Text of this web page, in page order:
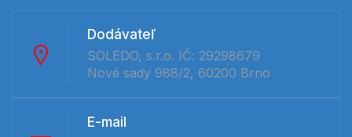
Dodávateľ
SOLEDO, s.r.o. IČ: 29298679
Nové sady 988/2, 60200 Brno
E-mail